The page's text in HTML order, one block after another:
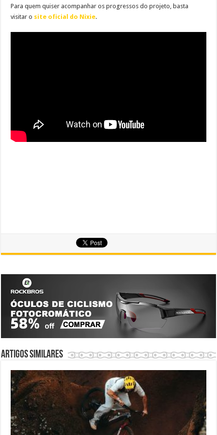
Para quem quiser acompanhar os progressos do projeto, basta
visitar o site oficial do Nixie.
Artigos similares